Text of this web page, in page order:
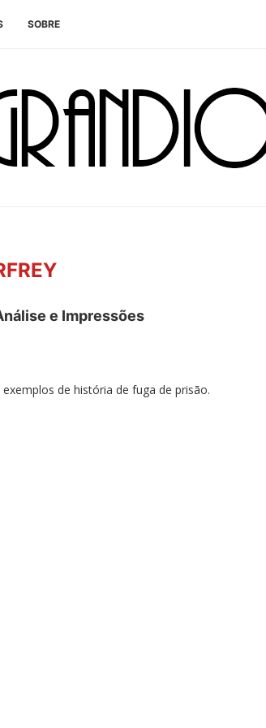
SOBRE
e Impressões
de história de fuga de prisão.